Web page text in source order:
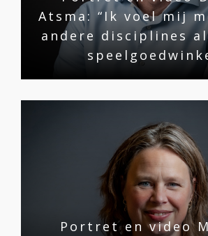
Atsma: “Ik voel mij
andere disciplines
Portret en video